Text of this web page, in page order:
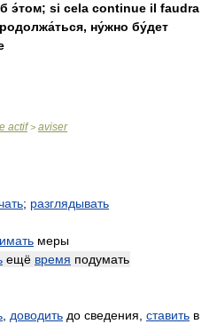
э́том; si cela continue il faudra
ну́жно бу́дет
actif> aviser
; разглядывать
меры
ещё время подумать
доводить до сведения, ставить в